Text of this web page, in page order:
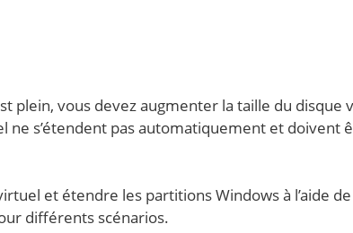
plein, vous devez augmenter la taille du disque
ne s’étendent pas automatiquement et doivent
et étendre les partitions Windows à l’aide de
différents scénarios.